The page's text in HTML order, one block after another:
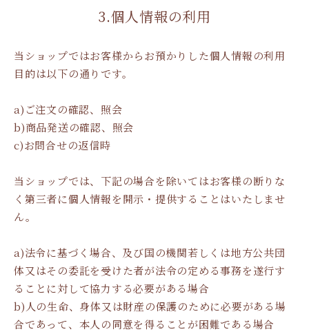
3.個人情報の利用
当ショップではお客様からお預かりした個人情報の利用
目的は以下の通りです。
a)ご注文の確認、照会
b)商品発送の確認、照会
c)お問合せの返信時
当ショップでは、下記の場合を除いてはお客様の断りな
く第三者に個人情報を開示・提供することはいたしませ
ん。
a)法令に基づく場合、及び国の機関若しくは地方公共団
体又はその委託を受けた者が法令の定める事務を遂行す
ることに対して協力する必要がある場合
b)人の生命、身体又は財産の保護のために必要がある場
合であって、本人の同意を得ることが困難である場合